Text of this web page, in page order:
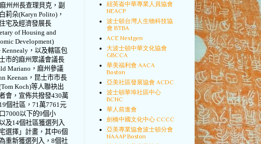
麻州州長查理貝克，副
莉朵(Karyn Polito) ，
宅及經濟發展長
of Housing and
Development)
，以及轄區包
市的麻州眾議會議長
Mariano ，麻州參議
Keenan ，昆士市市長
Koch)等人聯袂出
會，宣佈共撥發430萬
19個社區，71萬7761元
7000以下的9個小
及14個社區獲選列入
宅選擇」計畫，其中6個
重新獲選列入，8個社
紐英崙中華專業人員協會
NEACP
波士頓台灣人生物科技協
會 BTBA
ACE Nextgen
大波士頓中華文化協會
GBCCA
華美福利會 AACA
Boston
亞美社區發展協會 ACDC
波士頓華埠社區中心
BCNC
華人前進會
劍橋中國文化中心 CCCC
亞美專業協會波士頓分會
NAAAP Boston